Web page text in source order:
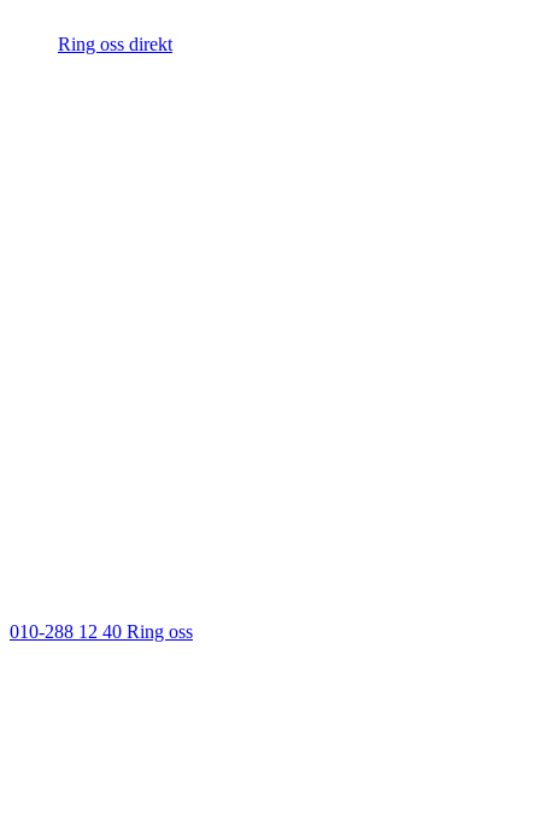
Ring oss direkt
010-288 12 40 Ring oss